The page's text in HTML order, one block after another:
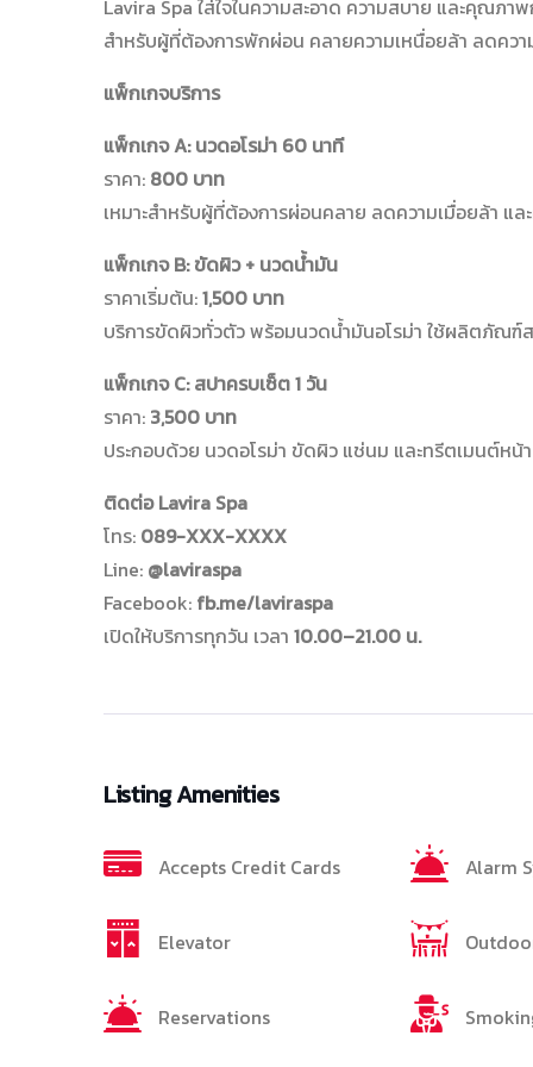
Lavira Spa ใส่ใจในความสะอาด ความสบาย และคุณ
สำหรับผู้ที่ต้องการพักผ่อน คลายความเหนื่อยล้า ลดคว
แพ็กเกจบริการ
แพ็กเกจ A: นวดอโรม่า 60 นาที
ราคา: 800 บาท
เหมาะสำหรับผู้ที่ต้องการผ่อนคลาย ลดความเมื่อยล้า แ
แพ็กเกจ B: ขัดผิว + นวดน้ำมัน
ราคาเริ่มต้น:1,500 บาท
บริการขัดผิวทั่วตัว พร้อมนวดน้ำมันอโรม่า ใช้ผลิตภัณฑ์
แพ็กเกจ C: สปาครบเซ็ต 1 วัน
ราคา: 3,500 บาท
ประกอบด้วย นวดอโรม่า ขัดผิว แช่นม และทรีตเมนต์หน้
ติดต่อ Lavira Spa
โทร: 089-XXX-XXXX
Line: @laviraspa
Facebook: fb.me/laviraspa
เปิดให้บริการทุกวัน เวลา 10.00–21.00 น.
Listing Amenities
Accepts Credit Cards Alarm
Elevator
Reservations